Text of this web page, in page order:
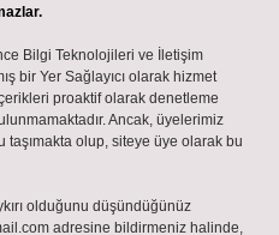
Bilgi Teknolojileri ve İletişim
bir Yer Sağlayıcı olarak hizmet
proaktif olarak denetleme
Ancak, üyelerimiz
taşımakta olup, siteye üye olarak bu
olduğunu düşündüğünüz
adresine bildirmeniz halinde,